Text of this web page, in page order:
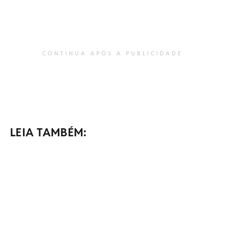
CONTINUA APÓS A PUBLICIDADE
LEIA TAMBÉM: